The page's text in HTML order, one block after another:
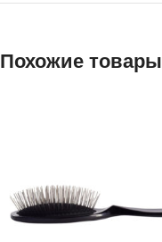
Похожие товары